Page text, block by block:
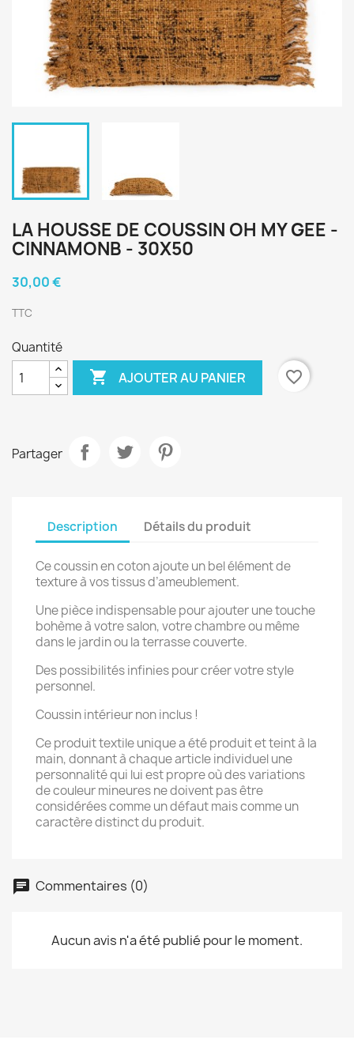
LA HOUSSE DE COUSSIN OH MY GEE -
CINNAMONB - 30X50
30,00 €
TTC
Quantité
 AJOUTER AU PANIER favorite_border
Partager
Description Détails du produit
Ce coussin en coton ajoute un bel élément de
texture à vos tissus d’ameublement.
Une pièce indispensable pour ajouter une touche
bohème à votre salon, votre chambre ou même
dans le jardin ou la terrasse couverte.
Des possibilités infinies pour créer votre style
personnel.
Coussin intérieur non inclus !
Ce produit textile unique a été produit et teint à la
main, donnant à chaque article individuel une
personnalité qui lui est propre où des variations
de couleur mineures ne doivent pas être
considérées comme un défaut mais comme un
caractère distinct du produit.
Commentaires (0)
Aucun avis n'a été publié pour le moment.